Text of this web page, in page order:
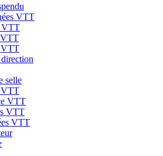
VTT
VTT
VTT
VTT
selle
VTT
VTT
VTT
VTT